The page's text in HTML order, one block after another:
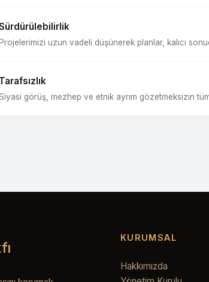
Projelerimizi uzun vadeli düşünerek planlar, kalıcı
Tarafsızlık
görüş, mezhep ve etnik ayrım gözetmeksizin
KURUMSAL
Hakkımızda